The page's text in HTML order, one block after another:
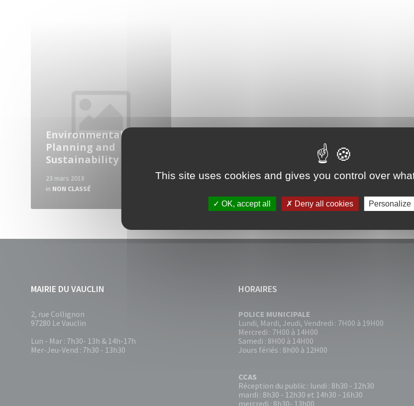
Environmental
Planning and
Sustainability
23 mars 2018
in NON CLASSÉ
MAIRIE DU VAUCLIN
2, rue Collignon
97280 Le Vauclin
Lun - Mar : 7h30- 13h & 14h-17h
Mer-Jeu-Vend : 7h30 - 13h30
HORAIRES
POLICE MUNICIPALE
Lundi, Mardi, Jeudi, Vendredi : 7H00 à 19H00
Mercredi : 7H00 à 14H00
Samedi : 8H00 à 14H00
Jours fériés : 8h00 à 12H00
CCAS
Réception du public : lundi : 8h30 - 12h30
mardi : 8h30 - 12h30 et 14h30 - 16h30
mercredi : 8h30- 13h00
This site uses cookies and gives you control over
OK, accept all Deny all cookies Personalize